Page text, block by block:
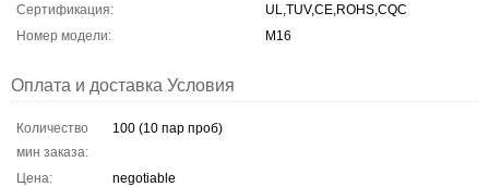
Сертификация:
UL,TUV,CE,ROHS,CQC
Номер модели:
М16
Оплата и доставка Условия
Количество
мин заказа:
100 (10 пар проб)
Цена:
negotiable